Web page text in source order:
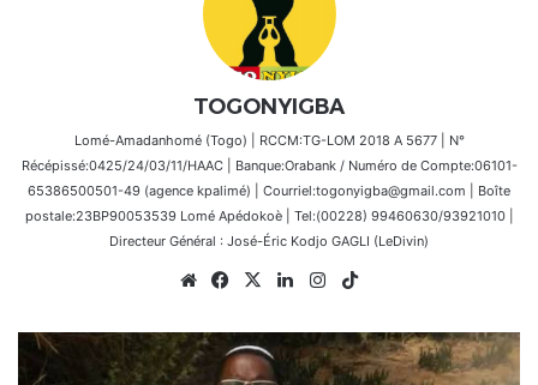
TOGONYIGBA
Lomé-Amadanhomé (Togo) | RCCM:TG-LOM 2018 A 5677 | N°
Récépissé:0425/24/03/11/HAAC | Banque:Orabank / Numéro de Compte:06101-
65386500501-49 (agence kpalimé) | Courriel:togonyigba@gmail.com | Boîte
postale:23BP90053539 Lomé Apédokoè | Tel:(00228) 99460630/93921010 |
Directeur Général : José-Éric Kodjo GAGLI (LeDivin)
WebsiteFacebook
X LinkedinInstagram